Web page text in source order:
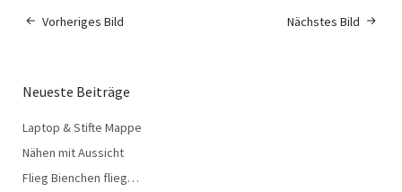
Nächstes Bild
Vorheriges Bild
Neueste Beiträge
Laptop & Stifte Mappe
Nähen mit Aussicht
Flieg Bienchen flieg…